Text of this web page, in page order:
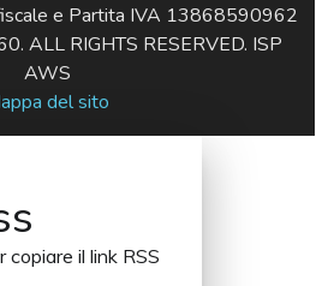
e Partita IVA 13868590962
ALL RIGHTS RESERVED. ISP
AWS
del sito
copiare il link RSS